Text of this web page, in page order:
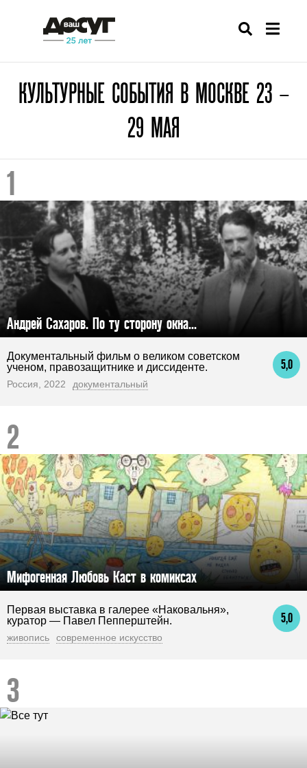
КУЛЬТУРНЫЕ СОБЫТИЯ В МОСКВЕ 23 –
29 МАЯ
Андрей Сахаров. По ту сторону окна...
5,0
Документальный фильм о великом советском
ученом, правозащитнике и диссиденте.
Россия, 2022 документальный
Мифогенная Любовь Каст в комиксах
5,0
Первая выставка в галерее «Наковальня»,
куратор — Павел Пепперштейн.
живопись современное искусство